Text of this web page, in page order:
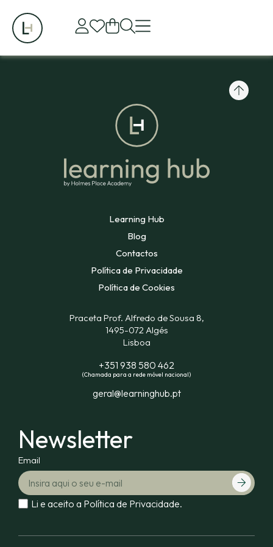
Parceiro 06
Learning Hub
Blog
Contactos
Política de Privacidade
Política de Cookies
Praceta Prof. Alfredo de Sousa 8,
1495-072 Algés
Lisboa
+351 938 580 462
(Chamada para a rede móvel nacional)
geral@learninghub.pt
Newsletter
Email
Li e aceito a Política de Privacidade.